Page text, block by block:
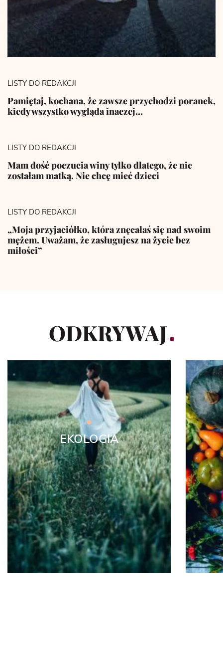
LISTY DO REDAKCJI
Pamiętaj, kochana, że zawsze przychodzi poranek,
kiedy wszystko wygląda inaczej…
LISTY DO REDAKCJI
Mam dość poczucia winy tylko dlatego, że nie
zostałam matką. Nie chcę mieć dzieci
LISTY DO REDAKCJI
„Moja przyjaciółko, która znęcałaś się nad swoim
mężem. Uważam, że zasługujesz na życie bez
miłości”
ODKRYWAJ
EKOLOGIA